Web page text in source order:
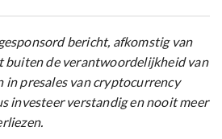
bericht, afkomstig van
buiten de verantwoordelijkheid van
in presales van cryptocurrency
investeer verstandig en nooit meer